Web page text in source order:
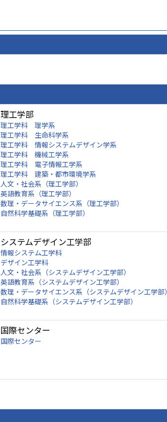
理工学部
理工学科 理学系
理工学科 生命科学系
理工学科 情報システムデザイン学系
理工学科 機械工学系
理工学科 電子情報工学系
理工学科 建築・都市環境学系
人文・社会系（理工学部）
英語教育系（理工学部）
数理・データサイエンス系（理工学部）
自然科学基礎系（理工学部）
システムデザイン工学部
情報システム工学科
デザイン工学科
人文・社会系（システムデザイン工学部）
英語教育系（システムデザイン工学部）
数理・データサイエンス系（システムデザイン工学部）
自然科学基礎系（システムデザイン工学部）
国際センター
国際センター